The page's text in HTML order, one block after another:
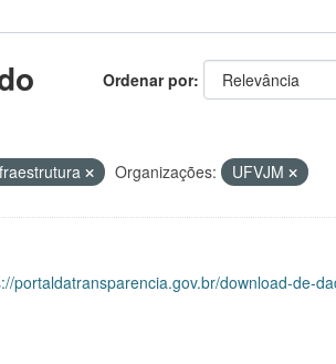
Ordenar por
Organizações: UFVJM
portaldatransparencia.gov.br/download-de-